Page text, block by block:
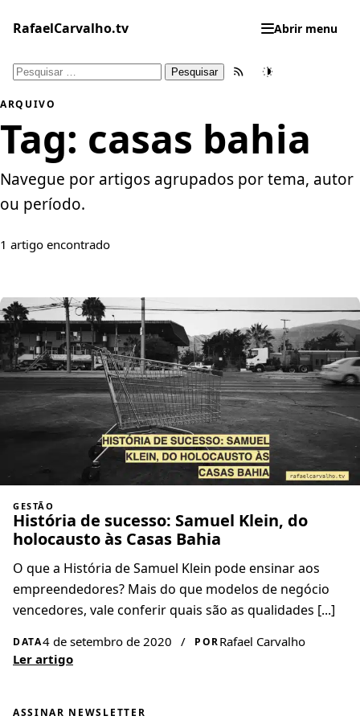
para
conteúdo
RafaelCarvalho.tv Abrir menu
Pesquisar
Feed RSSTema
ARQUIVO
Tag: casas bahia
Navegue por artigos agrupados por tema, autor
ou período.
1 artigo encontrado
GESTÃO
História de sucesso: Samuel Klein, do
holocausto às Casas Bahia
O que a História de Samuel Klein pode ensinar aos
empreendedores? Mais do que modelos de negócio
vencedores, vale conferir quais são as qualidades [...]
DATA4 de setembro de 2020 / PORRafael Carvalho
Ler artigo
ASSINAR NEWSLETTER